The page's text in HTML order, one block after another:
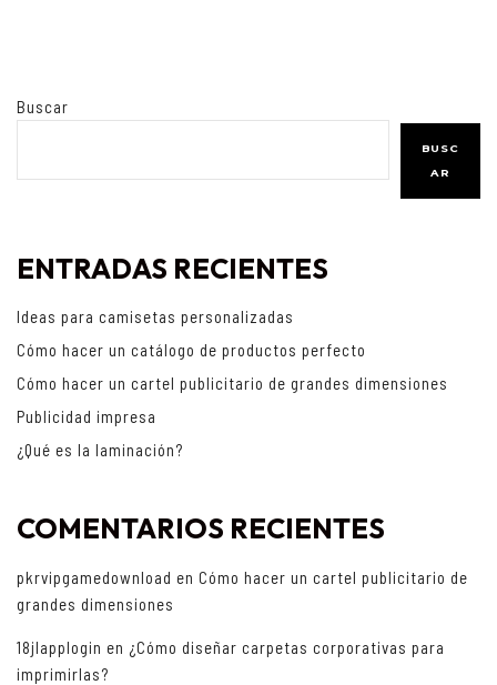
Buscar
BUSC
AR
ENTRADAS RECIENTES
Ideas para camisetas personalizadas
Cómo hacer un catálogo de productos perfecto
Cómo hacer un cartel publicitario de grandes dimensiones
Publicidad impresa
¿Qué es la laminación?
COMENTARIOS RECIENTES
pkrvipgamedownload en Cómo hacer un cartel publicitario de
grandes dimensiones
18jlapplogin en ¿Cómo diseñar carpetas corporativas para
imprimirlas?